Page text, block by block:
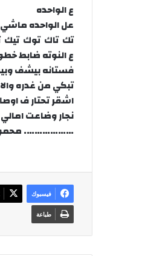
ع الواحده
عل الواحده
تك تاك توك تيك
ع النوته ضابط
فستانه بيشف
تبكي من غدره
اشقر تحتار ف
نجار وضاعت
……………….
فيسبوك
طباعة